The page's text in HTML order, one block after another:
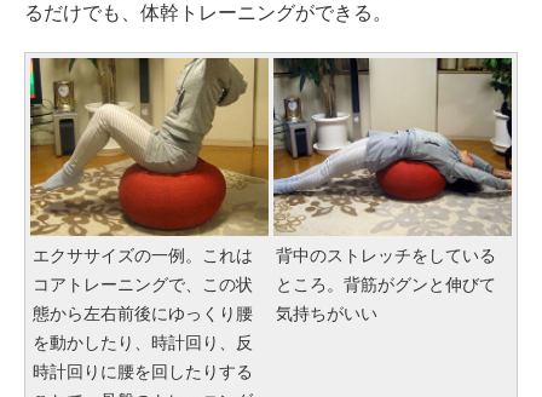
るだけでも、体幹トレーニングができる。
エクササイズの一例。これは
コアトレーニングで、この状
態から左右前後にゆっくり腰
を動かしたり、時計回り、反
時計回りに腰を回したりする
背中のストレッチをしている
ところ。背筋がグンと伸びて
気持ちがいい